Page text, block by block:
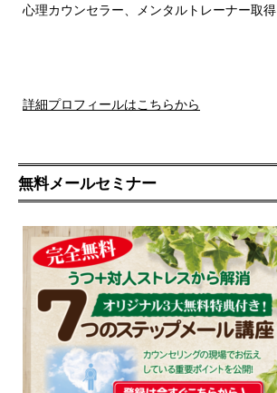
心理カウンセラー、メンタルトレーナー取得
詳細プロフィールはこちらから
無料メールセミナー